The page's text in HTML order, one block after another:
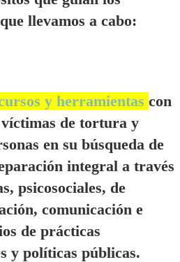
llevamos a cabo:
y herramientas con
de tortura y
en su búsqueda de
integral a través
psicosociales, de
comunicación e
de prácticas
y políticas públicas.